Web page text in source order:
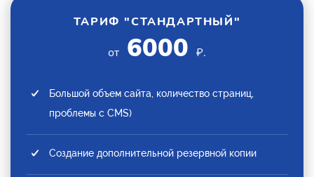
ТАРИФ "СТАНДАРТНЫЙ"
от 6000 ₽.
Большой объем сайта, количество страниц,
проблемы с CMS)
Создание дополнительной резервной копии